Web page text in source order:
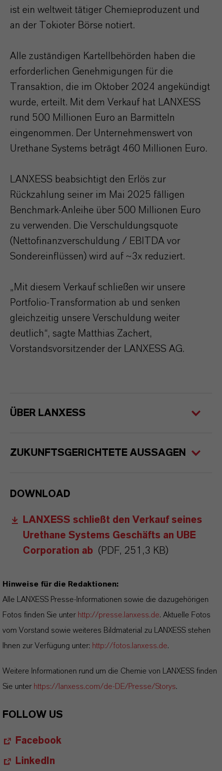
ist ein weltweit tätiger Chemieproduzent und
an der Tokioter Börse notiert.
Alle zuständigen Kartellbehörden haben die
erforderlichen Genehmigungen für die
Transaktion, die im Oktober 2024 angekündigt
wurde, erteilt. Mit dem Verkauf hat LANXESS
rund 500 Millionen Euro an Barmitteln
eingenommen. Der Unternehmenswert von
Urethane Systems beträgt 460 Millionen Euro.
LANXESS beabsichtigt den Erlös zur
Rückzahlung seiner im Mai 2025 fälligen
Benchmark-Anleihe über 500 Millionen Euro
zu verwenden. Die Verschuldungsquote
(Nettofinanzverschuldung / EBITDA vor
Sondereinflüssen) wird auf ~3x reduziert.
„Mit diesem Verkauf schließen wir unsere
Portfolio-Transformation ab und senken
gleichzeitig unsere Verschuldung weiter
deutlich“, sagte Matthias Zachert,
Vorstandsvorsitzender der LANXESS AG.
ÜBER LANXESS
ZUKUNFTSGERICHTETE AUSSAGEN
DOWNLOAD
LANXESS schließt den Verkauf seines
Urethane Systems Geschäfts an UBE
Corporation ab (PDF, 251,3 KB)
Hinweise für die Redaktionen:
Alle LANXESS Presse-Informationen sowie die dazugehörigen
Fotos finden Sie unter http://presse.lanxess.de. Aktuelle Fotos
vom Vorstand sowie weiteres Bildmaterial zu LANXESS stehen
Ihnen zur Verfügung unter: http://fotos.lanxess.de.
Weitere Informationen rund um die Chemie von LANXESS finden
Sie unter https://lanxess.com/de-DE/Presse/Storys.
FOLLOW US
Facebook
LinkedIn